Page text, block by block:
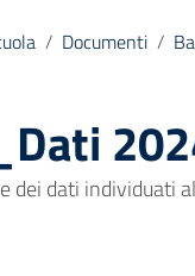
/ Documenti /
dei dati individuati